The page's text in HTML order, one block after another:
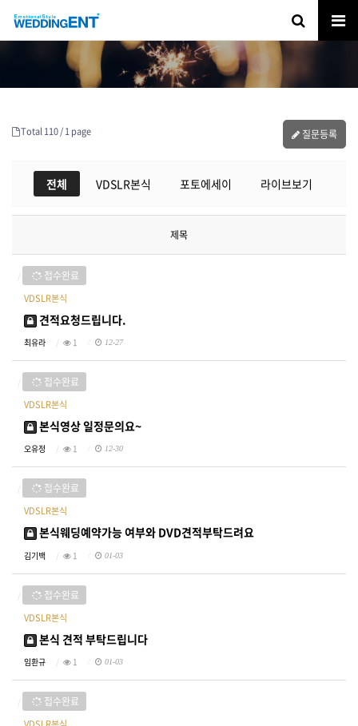
Total 110 /1 page 질문등록
전체 VDSLR본식 포토에세이 라이브보기
제목
접수완료
VDSLR본식
견적요청드립니다.
최유라 1 12-27
접수완료
VDSLR본식
본식영상 일정문의요~
오유정 1 12-30
접수완료
VDSLR본식
본식웨딩예약가능 여부와 DVD견적부탁드려요
김기백 1 01-03
접수완료
VDSLR본식
본식 견적 부탁드립니다
임환규 1 01-03
접수완료